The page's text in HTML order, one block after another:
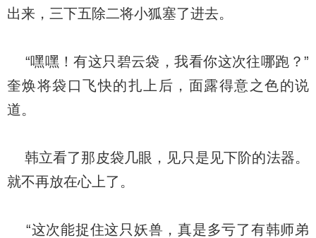
出来，三下五除二将小狐塞了进去。
“嘿嘿！有这只碧云袋，我看你这次往哪跑？”
奎焕将袋口飞快的扎上后，面露得意之色的说
道。
韩立看了那皮袋几眼，见只是见下阶的法器。
就不再放在心上了。
“这次能捉住这只妖兽，真是多亏了有韩师弟